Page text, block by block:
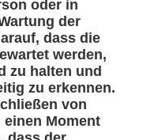
oder in
der
dass die
werden,
zu halten und
zu erkennen.
von
einen Moment